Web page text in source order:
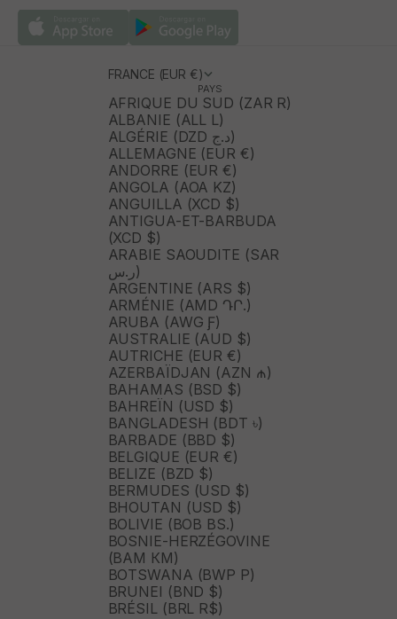
FRANCE (EUR €)
PAYS
AFRIQUE DU SUD (ZAR R)
ALBANIE (ALL L)
ALGÉRIE (DZD د.ج)
ALLEMAGNE (EUR €)
ANDORRE (EUR €)
ANGOLA (AOA KZ)
ANGUILLA (XCD $)
ANTIGUA-ET-BARBUDA
(XCD $)
ARABIE SAOUDITE (SAR
ر.س)
ARGENTINE (ARS $)
ARMÉNIE (AMD ԴՐ.)
ARUBA (AWG Ƒ)
AUSTRALIE (AUD $)
AUTRICHE (EUR €)
AZERBAÏDJAN (AZN ₼)
BAHAMAS (BSD $)
BAHREÏN (USD $)
BANGLADESH (BDT ৳)
BARBADE (BBD $)
BELGIQUE (EUR €)
BELIZE (BZD $)
BERMUDES (USD $)
BHOUTAN (USD $)
BOLIVIE (BOB BS.)
BOSNIE-HERZÉGOVINE
(BAM КМ)
BOTSWANA (BWP P)
BRUNEI (BND $)
BRÉSIL (BRL R$)